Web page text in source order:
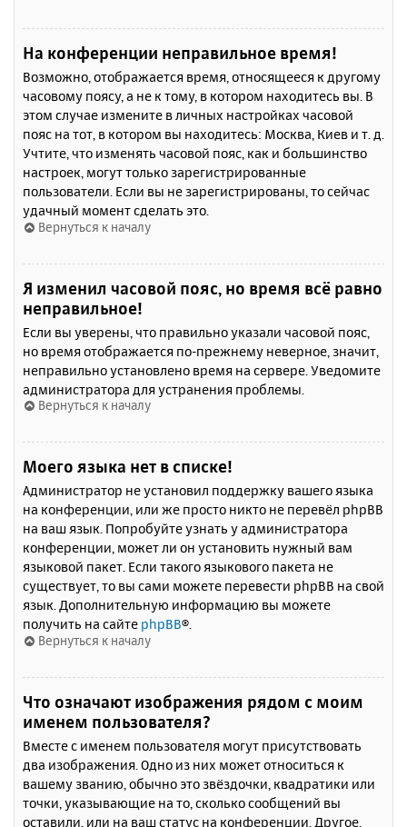
На конференции неправильное время!
Возможно, отображается время, относящееся к другому
часовому поясу, а не к тому, в котором находитесь вы. В
этом случае измените в личных настройках часовой
пояс на тот, в котором вы находитесь: Москва, Киев и т. д.
Учтите, что изменять часовой пояс, как и большинство
настроек, могут только зарегистрированные
пользователи. Если вы не зарегистрированы, то сейчас
удачный момент сделать это.
Вернуться к началу
Я изменил часовой пояс, но время всё равно
неправильное!
Если вы уверены, что правильно указали часовой пояс,
но время отображается по-прежнему неверное, значит,
неправильно установлено время на сервере. Уведомите
администратора для устранения проблемы.
Вернуться к началу
Моего языка нет в списке!
Администратор не установил поддержку вашего языка
на конференции, или же просто никто не перевёл phpBB
на ваш язык. Попробуйте узнать у администратора
конференции, может ли он установить нужный вам
языковой пакет. Если такого языкового пакета не
существует, то вы сами можете перевести phpBB на свой
язык. Дополнительную информацию вы можете
получить на сайте phpBB®.
Вернуться к началу
Что означают изображения рядом с моим
именем пользователя?
Вместе с именем пользователя могут присутствовать
два изображения. Одно из них может относиться к
вашему званию, обычно это звёздочки, квадратики или
точки, указывающие на то, сколько сообщений вы
оставили, или на ваш статус на конференции. Другое,